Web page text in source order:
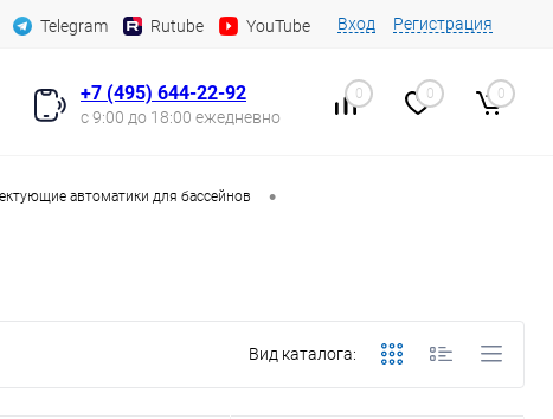
Telegram Rutube YouTube Вход Регистрация
+7 (495) 644-22-92
с 9:00 до 18:00 ежедневно
0 0 0
автоматики для бассейнов •
Вид каталога: